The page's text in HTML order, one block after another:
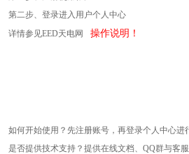
第二步、登录进入用户个人中心
详情参见EED天电网
操作说明！
如何开始使用？先注册账号，再登录个人中心进
是否提供技术支持？提供在线文档、QQ群与客